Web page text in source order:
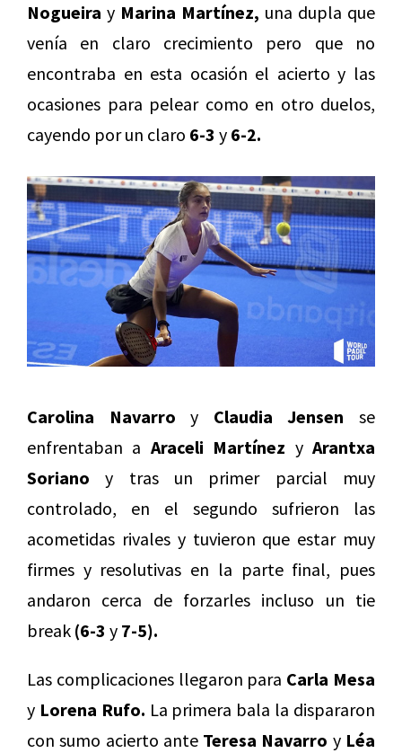
Nogueira y Marina Martínez, una dupla que
venía en claro crecimiento pero que no
encontraba en esta ocasión el acierto y las
ocasiones para pelear como en otro duelos,
cayendo por un claro 6-3 y 6-2.
Carolina Navarro y Claudia Jensen se
enfrentaban a Araceli Martínez yArantxa
Soriano y tras un primer parcial muy
controlado, en el segundo sufrieron las
acometidas rivales y tuvieron que estar muy
firmes y resolutivas en la parte final, pues
andaron cerca de forzarles incluso un tie
break (6-3 y 7-5).
Las complicaciones llegaron para Carla Mesa
y Lorena Rufo. La primera bala la dispararon
con sumo acierto ante Teresa Navarro y Léa